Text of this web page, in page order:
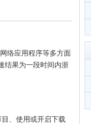
络应用程序等多方面
结果为一段时间内浙
、使用或开启下载